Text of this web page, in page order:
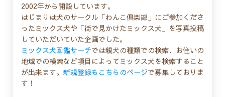
2002年から開設しています。
はじまりは犬のサークル「わんこ倶楽部」にご参加くださ
ったミックス犬や「街で見かけたミックス犬」を写真投稿
していただいていた企画でした。
ミックス犬図鑑サーチでは親犬の種類での検索、お住いの
地域での検索など項目によってミックス犬を検索すること
が出来ます。 新規登録もこちらのページで募集しておりま
す！